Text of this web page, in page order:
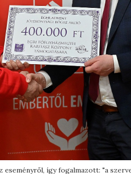
eseményről, így fogalmazott: "a